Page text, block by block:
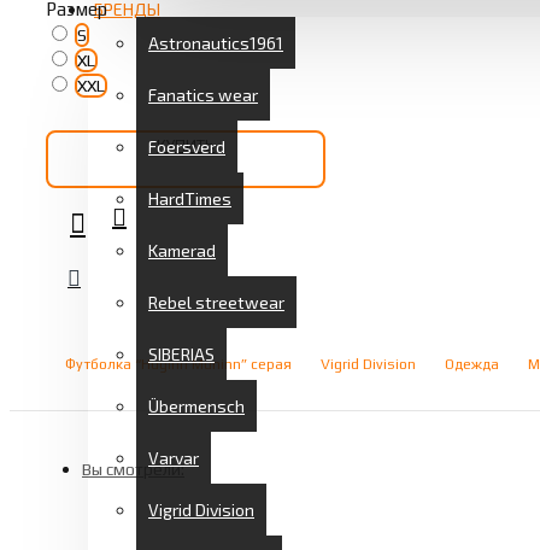
БРЕНДЫ
Astronautics1961
Fanatics wear
Foersverd
HardTimes
Kamerad
Rebel streetwear
SIBERIAS
Übermensch
Varvar
Vigrid Division
Размер
S
XL
XXL
КУПИТЬ
Футболка “Huginn Muninn” серая Vigrid Division Одежда
Вы смотрели: